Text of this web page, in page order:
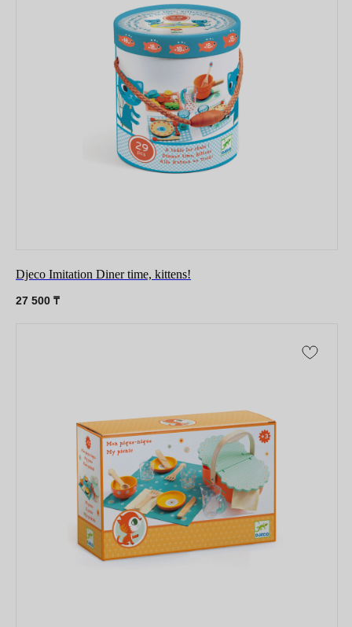
Djeco Imitation Diner time, kittens!
27 500 ₸